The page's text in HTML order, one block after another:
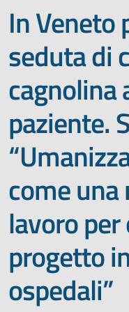
In Veneto
seduta di
cagnolina
paziente.
come una
lavoro
progetto
ospedali”